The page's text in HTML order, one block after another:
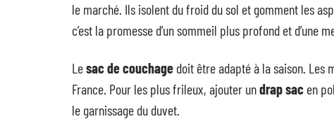
le marché. Ils isolent du froid du sol et gomment les
c’est la promesse d’un sommeil plus profond et d’une
Lesac de couchage doit être adapté à la saison. Les
France. Pour les plus frileux, ajouter undrap sac en
le garnissage du duvet.